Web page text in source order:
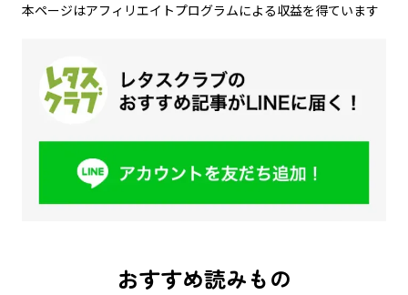
本ページはアフィリエイトプログラムによる収益を得ています
おすすめ読みもの